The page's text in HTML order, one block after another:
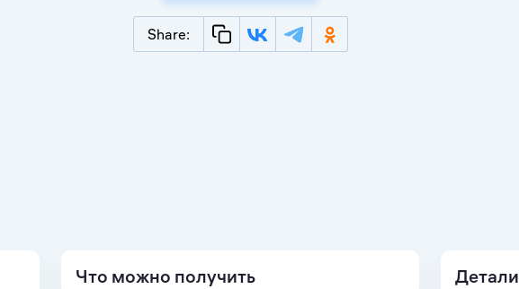
Share:
Что можно получить Детали